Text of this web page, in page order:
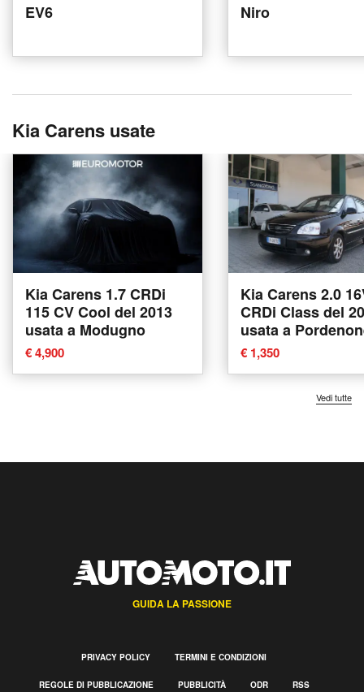
EV6
Niro
Kia Carens usate
Kia Carens 1.7 CRDi
115 CV Cool del 2013
usata a Modugno
€ 4,900
Kia Carens 2.0
CRDi Class del
usata a
€ 1,350
Vedi tutte
GUIDA LA PASSIONE
PRIVACY POLICY TERMINI E CONDIZIONI
REGOLE DI PUBBLICAZIONE PUBBLICITÀ ODR RSS